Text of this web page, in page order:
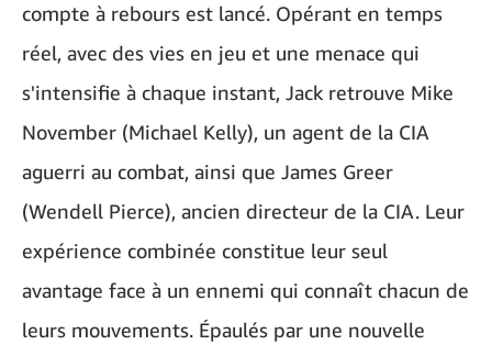
compte à rebours est lancé. Opérant en temps
réel, avec des vies en jeu et une menace qui
s'intensifie à chaque instant, Jack retrouve Mike
November (Michael Kelly), un agent de la CIA
aguerri au combat, ainsi que James Greer
(Wendell Pierce), ancien directeur de la CIA. Leur
expérience combinée constitue leur seul
avantage face à un ennemi qui connaît chacun de
leurs mouvements. Épaulés par une nouvelle